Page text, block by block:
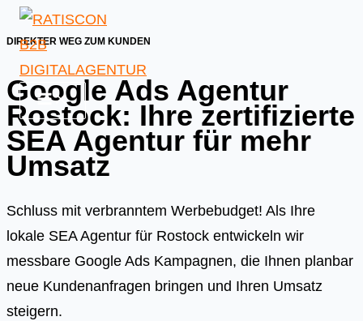
Skip
to
content
DIREKTER WEG ZUM KUNDEN
Google Ads Agentur
Rostock: Ihre zertifizierte
SEA Agentur für mehr
Umsatz
Schluss mit verbranntem Werbebudget! Als Ihre
lokale SEA Agentur für Rostock entwickeln wir
messbare Google Ads Kampagnen, die Ihnen planbar
neue Kundenanfragen bringen und Ihren Umsatz
steigern.